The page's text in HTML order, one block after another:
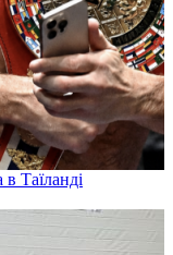
Таїланді